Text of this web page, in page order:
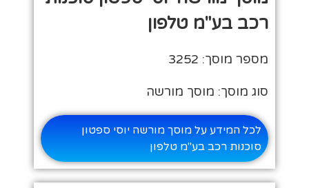
רכב בע"מ טלפון
מספר מוסך: 3252
סוג מוסך: מוסך מורשה
לכל המידע על מוסך מורשה יוסי ספטון
סוכנות רכב בע"מ טלפון